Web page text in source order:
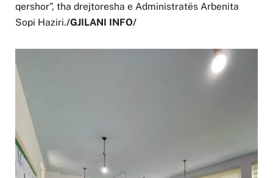
qershor”, tha drejtoresha e Administratës Arbenita
Sopi Haziri./GJILANI INFO/